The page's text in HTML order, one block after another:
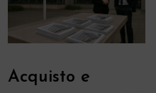
Acquisto e